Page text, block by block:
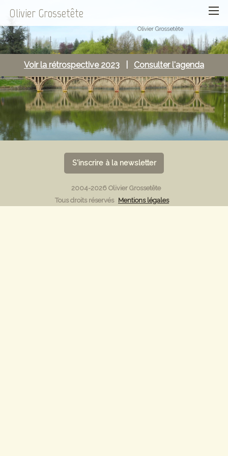
Olivier Grossetête
Voir la rétrospective 2023 Consulter l'agenda
S'inscrire à la newsletter
2004-2026 Olivier Grossetête
Tous droits réservés Mentions légales